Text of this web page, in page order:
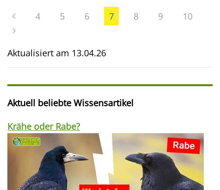
4 5 6 7 8 9 10
Aktualisiert am 13.04.26
Aktuell beliebte Wissensartikel
Krähe oder Rabe?